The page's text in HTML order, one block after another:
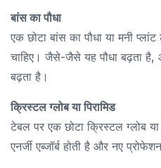
बांस का पौधा
एक छोटा बांस का पौधा या मनी
चाहिए। जैसे-जैसे यह पौधा बढ़ता
बढ़ता है।
क्रिस्टल ग्लोब या पिरामिड
टेबल पर एक छोटा क्रिस्टल ग्लोब
एनर्जी एब्जॉर्ब होती है और नए